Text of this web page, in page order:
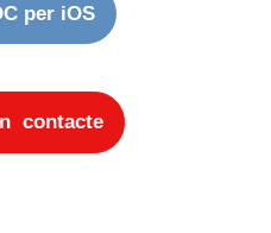
per iOS
contacte